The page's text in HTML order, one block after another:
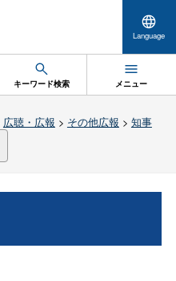
Language
キーワード検索 メニュー
広聴・広報 > その他広報 > 知事